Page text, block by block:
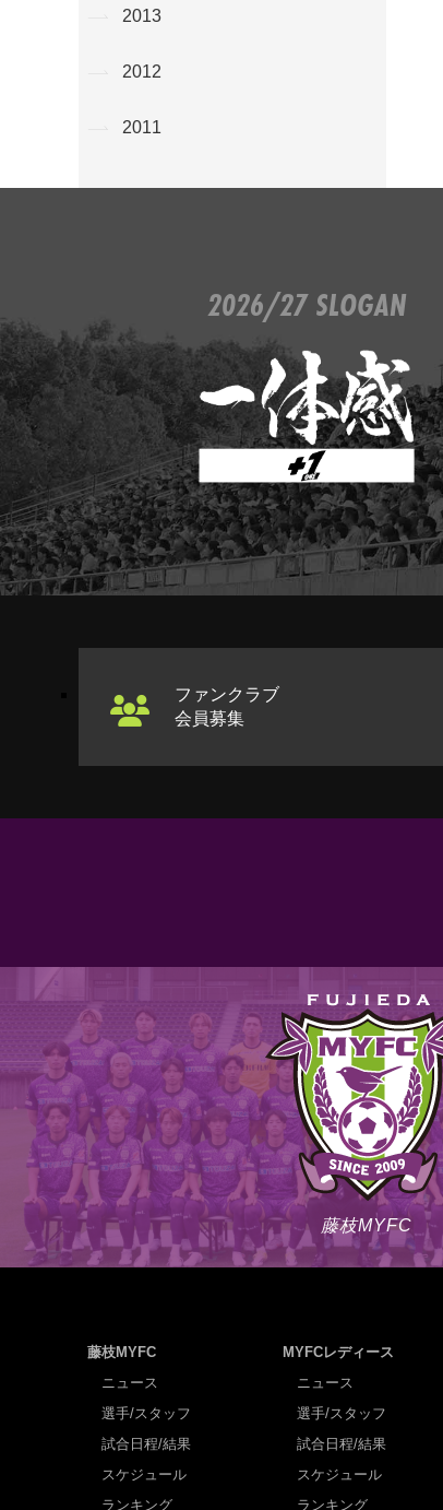
2013
2012
2011
2026/27 SLOGAN
ファンクラブ
会員募集
藤枝MYFC
藤枝MYFC
ニュース
選手/スタッフ
試合日程/結果
スケジュール
ランキング
MYFCレディース
ニュース
選手/スタッフ
試合日程/結果
スケジュール
ランキング